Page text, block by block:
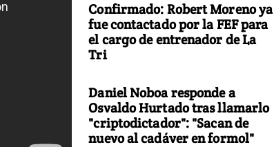
Confirmado: Robert Moreno ya
fue contactado por la FEF para
el cargo de entrenador de La
Tri
Daniel Noboa responde a
Osvaldo Hurtado tras llamarlo
"criptodictador": "Sacan de
nuevo al cadáver en formol"